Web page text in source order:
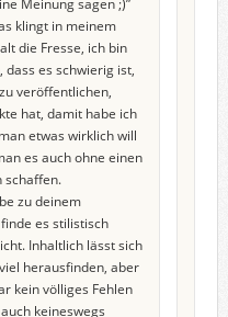
klingt in meinem
die Fresse, ich bin
dass es schwierig ist,
veröffentlichen,
hat, damit habe ich
etwas wirklich will
es auch ohne einen
schaffen.
zu deinem
es stilistisch
Inhaltlich lässt sich
herausfinden, aber
kein völliges Fehlen
keineswegs